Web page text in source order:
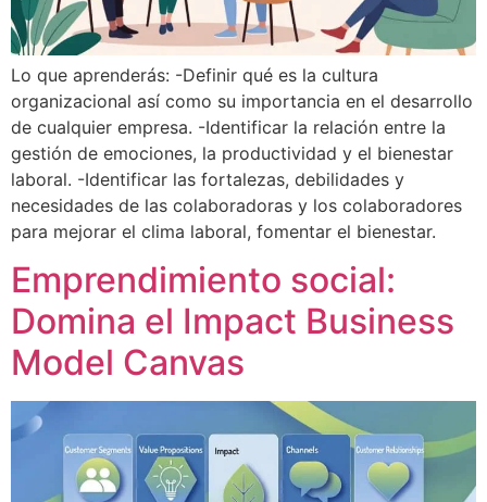
Lo que aprenderás: -Definir qué es la cultura
organizacional así como su importancia en el desarrollo
de cualquier empresa. -Identificar la relación entre la
gestión de emociones, la productividad y el bienestar
laboral. -Identificar las fortalezas, debilidades y
necesidades de las colaboradoras y los colaboradores
para mejorar el clima laboral, fomentar el bienestar.
Emprendimiento social:
Domina el Impact Business
Model Canvas